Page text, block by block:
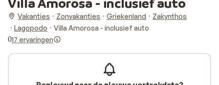
Vakanties Zonvakanties Griekenland
Zakynthos
Lagopodo
Villa Amorosa - inclusief auto
017 ervaringen